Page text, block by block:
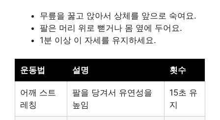
무릎을 꿇고 앉아서 상체를 앞으로 숙여요.
팔은 머리 위로 뻗거나 몸 옆에 두어요.
1분 이상 이 자세를 유지하세요.
운동법 설명 횟수
어깨 스트
레칭
팔을 당겨서 유연성을
높임
15초 유
지